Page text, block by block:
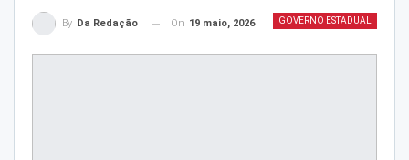
GOVERNO ESTADUAL
By Da Redação On 19 maio, 2026